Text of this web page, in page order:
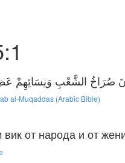
al-Muqaddas (Arabic Bible)
от народа и от